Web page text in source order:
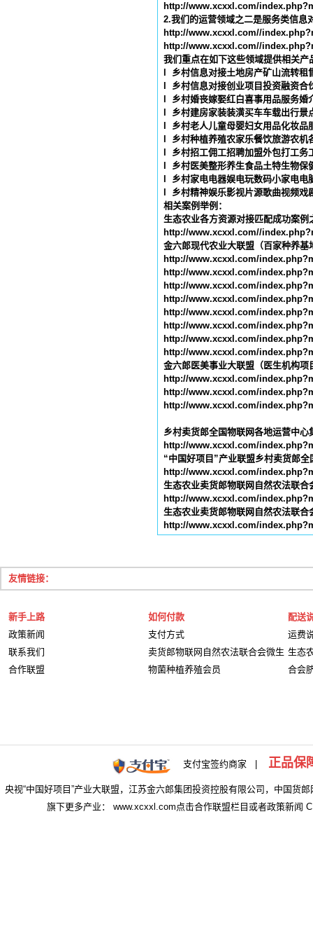
http://www.xcxxl.com/
2.我们的运营领域之二是服务类信息
http://www.xcxxl.com//
http://www.xcxxl.com//
我们重点在如下这些领域提供相关
乡村信息对接土地房产矿山流转租
乡村信息对接创业项目投资融资合
乡村婚丧嫁娶红白喜事用品服务婚
乡村建房家装装潢买车车载出行景
乡村老人儿童母婴妇女用品化妆品
乡村种植养殖农家乐餐饮旅游农机
乡村招工佣工招聘加盟外包打工务
乡村医美整形养生食品土特生物保
乡村家电电器娱电玩数码小家电电
乡村精神娱乐影视片源歌曲视频戏
相关案例举例：
生态农业各方资源对接匹配成功案例
http://www.xcxxl.com//
金六郎现代农业大联盟（百家种养基
http://www.xcxxl.com/
http://www.xcxxl.com/
http://www.xcxxl.com/
http://www.xcxxl.com/
http://www.xcxxl.com/
http://www.xcxxl.com/
http://www.xcxxl.com/
http://www.xcxxl.com/
金六郎医美事业大联盟（医生机构
http://www.xcxxl.com/
http://www.xcxxl.com/
http://www.xcxxl.com/
乡村卖货郎全国物联网各地运营中心
http://www.xcxxl.com/
“中国好项目 ”产业联盟乡村卖货郎
http://www.xcxxl.com/
生态农业卖货郎物联网自然农法联
http://www.xcxxl.com/
生态农业卖货郎物联网自然农法联
http://www.xcxxl.com/
友情链接：
新手上路
政策新闻
联系我们
合作联盟
如何付款
支付方式
卖货郎物联网自然农法联合会微生
物菌种植养殖会员
配送
运费
生态
合会
支付宝签约商家 | 正品保
央视“中国好项目”产业大联盟，江苏金六郎集团投资控股有限公司，中国货
旗下更多产业： www.xcxxl.com点击合作联盟栏目或者政策新闻